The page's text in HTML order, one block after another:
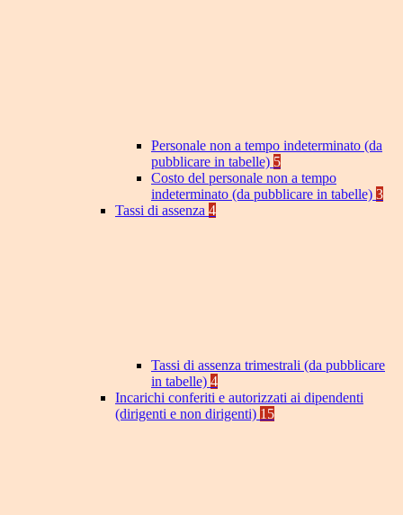
Personale non a tempo indeterminato (da
pubblicare in tabelle) 5
Costo del personale non a tempo
indeterminato (da pubblicare in tabelle) 3
Tassi di assenza 4
Tassi di assenza trimestrali (da pubblicare
in tabelle) 4
Incarichi conferiti e autorizzati ai dipendenti
(dirigenti e non dirigenti) 15